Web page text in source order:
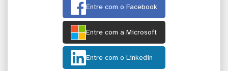
Entre com o Facebook
Entre com a Microsoft
Entre com o Linkedin